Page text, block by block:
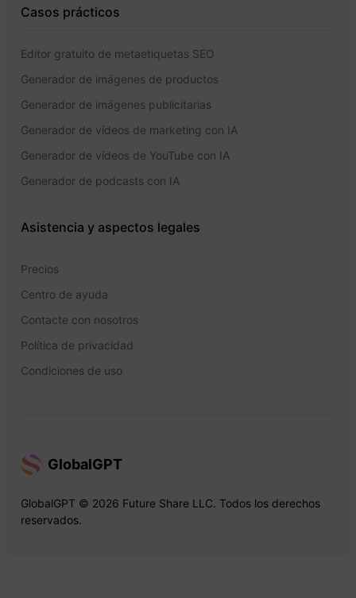
Casos prácticos
Editor gratuito de metaetiquetas SEO
Generador de imágenes de productos
Generador de imágenes publicitarias
Generador de vídeos de marketing con IA
Generador de vídeos de YouTube con IA
Generador de podcasts con IA
Asistencia y aspectos legales
Precios
Centro de ayuda
Contacte con nosotros
Política de privacidad
Condiciones de uso
GlobalGPT
GlobalGPT © 2026 Future Share LLC. Todos los derechos
reservados.